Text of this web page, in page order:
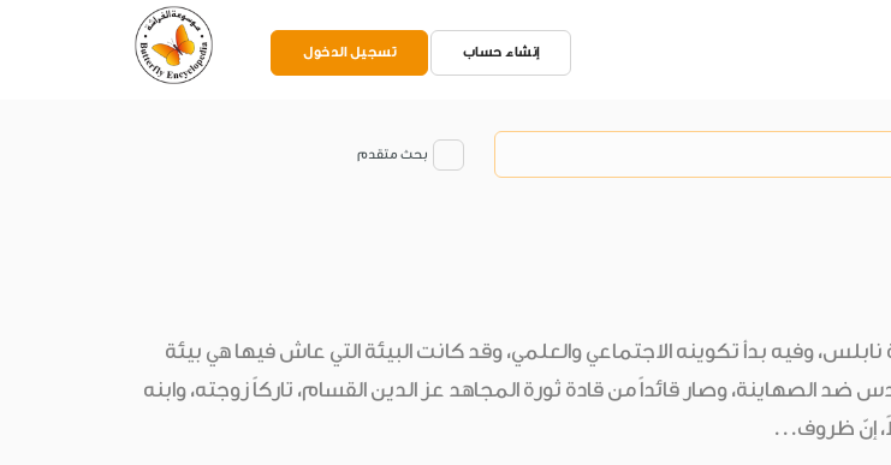
إنشاء حساب تسجيل الدخول
بحث متقدم
وفيه بدأ تكوينه الاجتماعي والعلمي، وقد كانت البيئة التي عاش فيها هي بيئة
ضد الصهاينة، وصار قائداً من قادة ثورة المجاهد عز الدين القسام، تاركاً زوجته، وابنه
إنّ ظروف...